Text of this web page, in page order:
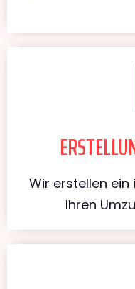
Wir erstellen
Ihren